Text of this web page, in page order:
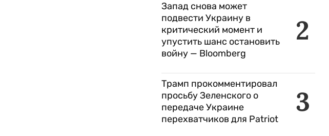
2
Запад снова может
подвести Украину в
критический момент и
упустить шанс остановить
войну — Bloomberg
3
Трамп прокомментировал
просьбу Зеленского о
передаче Украине
перехватчиков для Patriot